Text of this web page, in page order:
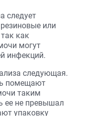
следует
или
как
могут
инфекций.
следующая.
помещают
таким
ее не превышал
упаковку